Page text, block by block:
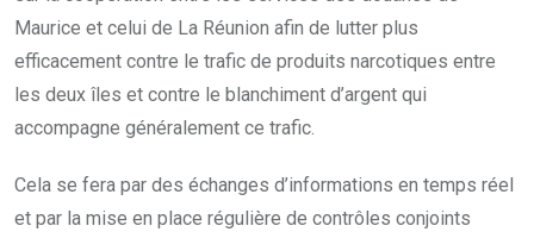
Maurice et celui de La Réunion afin de lutter plus
efficacement contre le trafic de produits narcotiques entre
les deux îles et contre le blanchiment d’argent qui
accompagne généralement ce trafic.
Cela se fera par des échanges d’informations en temps réel
et par la mise en place régulière de contrôles conjoints